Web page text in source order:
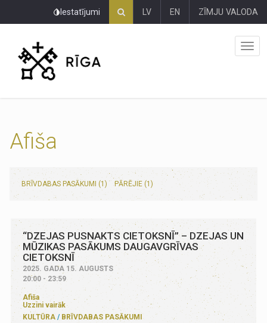
Iestatījumi LV EN ZĪMJU VALODA
Afiša
BRĪVDABAS PASĀKUMI (1) PĀRĒJIE (1)
“DZEJAS PUSNAKTS CIETOKSNĪ” – DZEJAS UN
MŪZIKAS PASĀKUMS DAUGAVGRĪVAS
CIETOKSNĪ
2025. GADA 15. AUGUSTS
20:00 - 23:59
Afiša
Uzzini vairāk
KULTŪRA
BRĪVDABAS PASĀKUMI